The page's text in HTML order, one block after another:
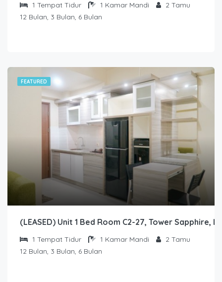
1 Tempat Tidur 1 Kamar Mandi 2 Tamu
12 Bulan, 3 Bulan, 6 Bulan
FEATURED
(LEASED) Unit 1 Bed Room C2-27, Tower Sapphire,
1 Tempat Tidur 1 Kamar Mandi 2 Tamu
12 Bulan, 3 Bulan, 6 Bulan